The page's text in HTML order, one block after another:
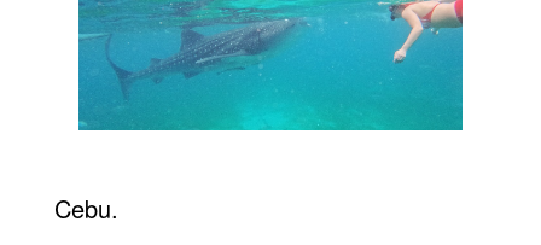
Cebu.